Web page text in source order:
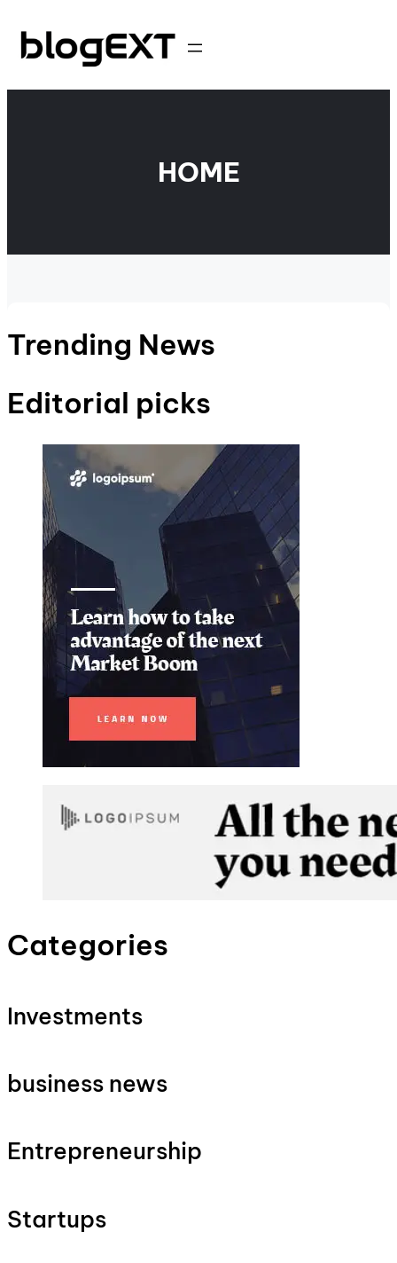
prie
turinio
HOME
Trending News
Editorial picks
Categories
Investments
business news
Entrepreneurship
Startups